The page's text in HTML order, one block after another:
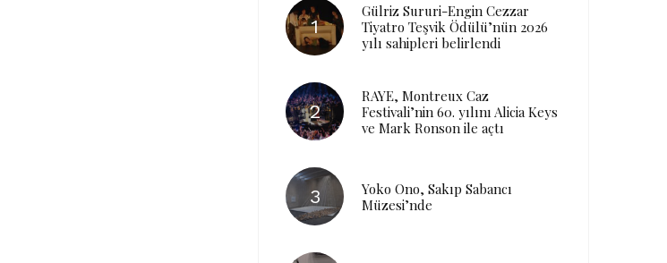
Gülriz Sururi-Engin Cezzar
Tiyatro Teşvik Ödülü’nün 2026
yılı sahipleri belirlendi
RAYE, Montreux Caz
Festivali’nin 60. yılını Alicia Keys
ve Mark Ronson ile açtı
Yoko Ono, Sakıp Sabancı
Müzesi’nde